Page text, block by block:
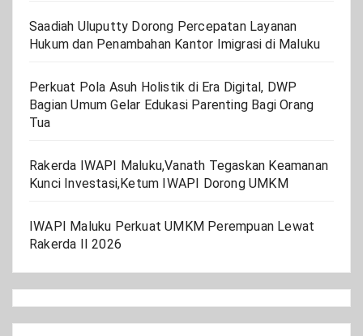
Saadiah Uluputty Dorong Percepatan Layanan
Hukum dan Penambahan Kantor Imigrasi di Maluku
Perkuat Pola Asuh Holistik di Era Digital, DWP
Bagian Umum Gelar Edukasi Parenting Bagi Orang
Tua
Rakerda IWAPI Maluku,Vanath Tegaskan Keamanan
Kunci Investasi,Ketum IWAPI Dorong UMKM
IWAPI Maluku Perkuat UMKM Perempuan Lewat
Rakerda II 2026